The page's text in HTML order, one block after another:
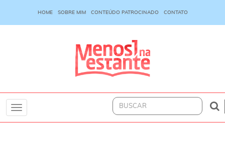
HOME SOBRE MIM CONTEÚDO PATROCINADO CONTATO
Toggle